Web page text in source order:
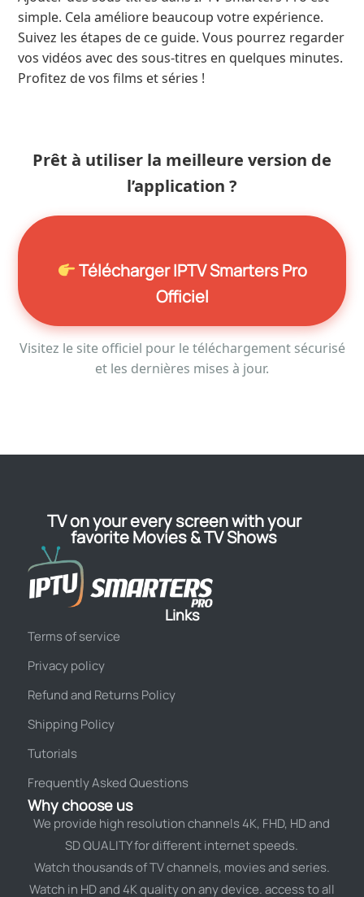
simple. Cela améliore beaucoup votre expérience.
Suivez les étapes de ce guide. Vous pourrez regarder
vos vidéos avec des sous-titres en quelques minutes.
Profitez de vos films et séries !
Prêt à utiliser la meilleure version de
l’application ?
Télécharger IPTV Smarters Pro
Officiel
Visitez le site officiel pour le téléchargement sécurisé
et les dernières mises à jour.
TV on your every screen with your
favorite Movies & TV Shows
Links
Terms of service
Privacy policy
Refund and Returns Policy
Shipping Policy
Tutorials
Frequently Asked Questions
Why choose us
We provide high resolution channels 4K, FHD, HD and
SD QUALITY for different internet speeds.
Watch thousands of TV channels, movies and series.
Watch in HD and 4K quality on any device. access to all